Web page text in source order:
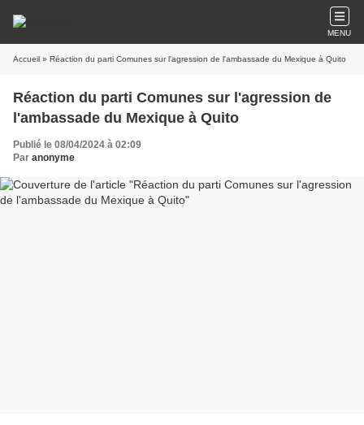
MENU
Accueil » Réaction du parti Comunes sur l'agression de l'ambassade du Mexique à Quito
Réaction du parti Comunes sur l'agression de
l'ambassade du Mexique à Quito
Publié le 08/04/2024 à 02:09
Par anonyme